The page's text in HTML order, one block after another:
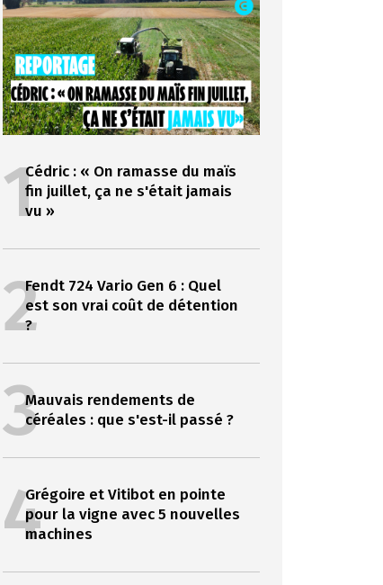
1Cédric : « On ramasse du maïs
fin juillet, ça ne s'était jamais
vu »
2Fendt 724 Vario Gen 6 : Quel
est son vrai coût de détention
?
3Mauvais rendements de
céréales : que s'est-il passé ?
4Grégoire et Vitibot en pointe
pour la vigne avec 5 nouvelles
machines